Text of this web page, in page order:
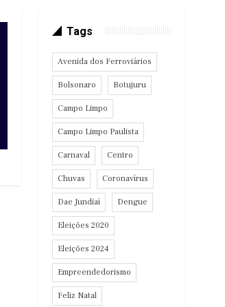
Tags
Avenida dos Ferroviários
Bolsonaro Botujuru
Campo Limpo
Campo Limpo Paulista
Carnaval Centro
Chuvas Coronavírus
Dae Jundiaí Dengue
Eleições 2020
Eleições 2024
Empreendedorismo
Feliz Natal